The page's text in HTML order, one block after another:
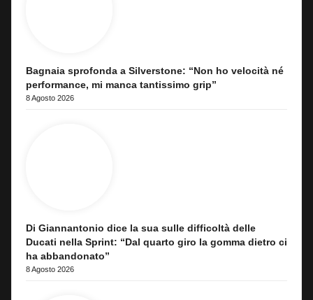
Bagnaia sprofonda a Silverstone: “Non ho velocità né
performance, mi manca tantissimo grip”
8 Agosto 2026
Di Giannantonio dice la sua sulle difficoltà delle
Ducati nella Sprint: “Dal quarto giro la gomma dietro ci
ha abbandonato”
8 Agosto 2026